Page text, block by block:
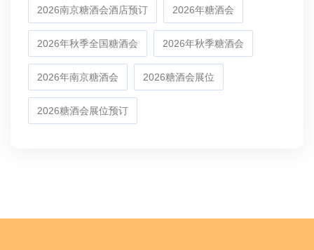
许昌楠可可食品有限公司
安徽淮小脆食品有限公司
上海喔喔（集团）有限公司
2026南京糖酒会酒店预订 2026年糖酒会
2026年秋季全国糖酒会 2026年秋季糖酒会
2026年南京糖酒会 2026糖酒会展位
2026糖酒会展位预订